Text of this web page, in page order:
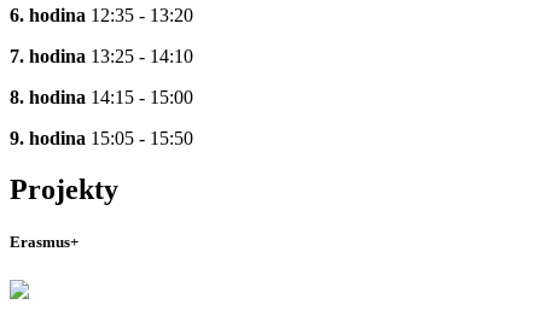
6. hodina 12:35 - 13:20
7. hodina 13:25 - 14:10
8. hodina 14:15 - 15:00
9. hodina 15:05 - 15:50
Projekty
Erasmus+